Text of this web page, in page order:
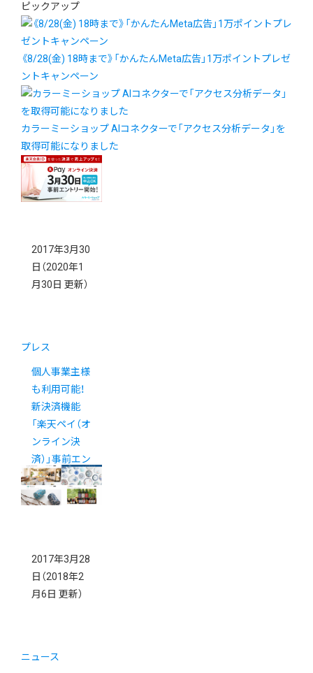
ピックアップ
《8/28(金) 18時まで》「かんたんMeta広告」1万ポイントプレゼ
ントキャンペーン
カラーミーショップ AIコネクターで「アクセス分析データ」を
取得可能になりました
2017年3月30
日 （2020年1
月30日 更新）
プレス
個人事業主様
も利用可能！
新決済機能
「楽天ペイ（オ
ンライン決
済）」事前エン
トリー受付開
始
2017年3月28
日 （2018年2
月6日 更新）
ニュース